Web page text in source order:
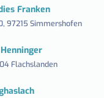
Franken
97215 Simmershofen
Flachslanden